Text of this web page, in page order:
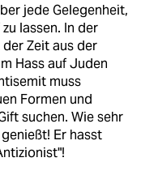
jede Gelegenheit,
lassen. In der
Zeit aus der
Hass auf Juden
muss
Formen und
suchen. Wie sehr
Er hasst